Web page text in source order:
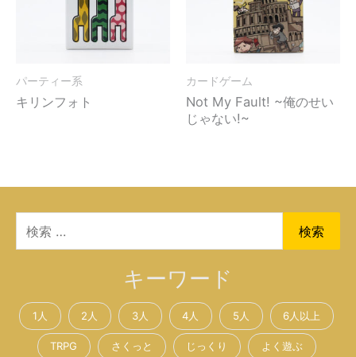
パーティー系
キリンフォト
カードゲーム
Not My Fault! ~俺のせい
じゃない!~
索
検索
キーワード
1人 2人 3人 4人 5人 6人以上
TRPG さくっと じっくり よく遊ぶ